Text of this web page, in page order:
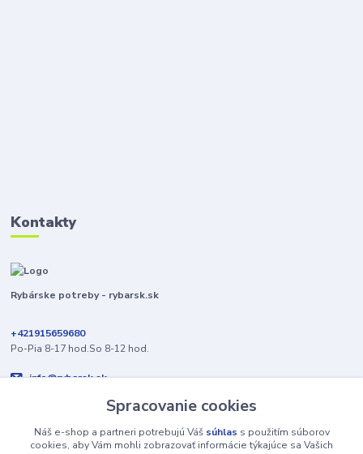
Kontakty
Rybárske potreby - rybarsk.sk
+421915659680
Po-Pia 8-17 hod.So 8-12 hod.
info@rybarsk.sk
Spracovanie cookies
Náš e-shop a partneri potrebujú Váš súhlas s použitím súborov
cookies, aby Vám mohli zobrazovať informácie týkajúce sa Vašich